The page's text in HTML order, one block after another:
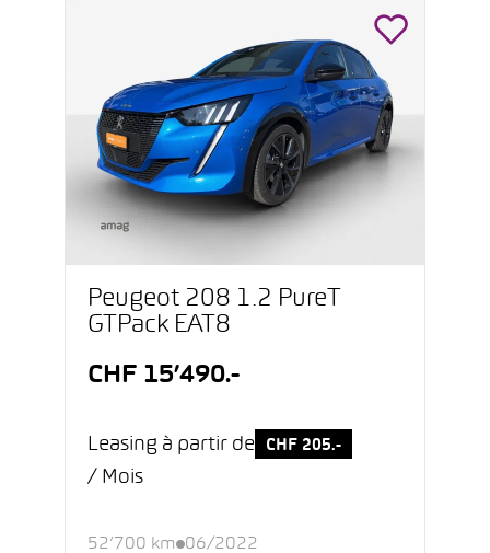
Peugeot 208 1.2 PureT
GTPack EAT8
CHF 15’490.-
Leasing à partir de CHF 205.-
/ Mois
52’700 km 06/2022